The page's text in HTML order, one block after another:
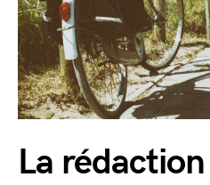
La